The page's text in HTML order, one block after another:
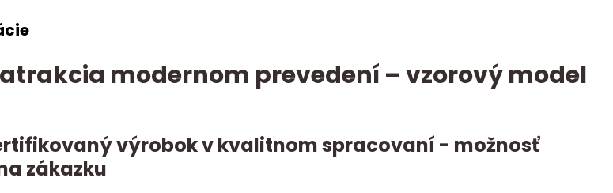
modernom prevedení – vzorový model
výrobok v kvalitnom spracovaní - možnosť
zákazku